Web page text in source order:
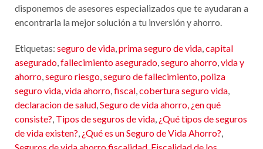
disponemos de asesores especializados que te ayudaran a
encontrarla la mejor solución a tu inversión y ahorro.
Etiquetas: seguro de vida prima seguro de vida capital
asegurado fallecimiento asegurado seguro ahorro vida y
ahorro seguro riesgo seguro de fallecimiento poliza
seguro vida vida ahorro fiscal cobertura seguro vida
declaracion de salud Seguro de vida ahorro, ¿en qué
consiste? Tipos de seguros de vida ¿Qué tipos de seguros
de vida existen? ¿Qué es un Seguro de Vida Ahorro?
Seguros de vida ahorro fiscalidad Fiscalidad de los